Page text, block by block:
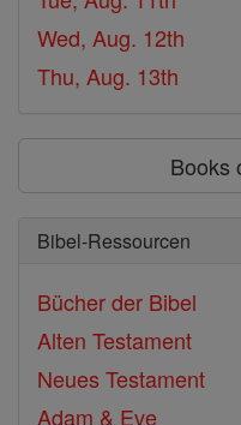
Wed, Aug. 12th
Thu, Aug. 13th
Books
Bibel-Ressourcen
Bücher der Bibel
Alten Testament
Neues Testament
Adam & Eve